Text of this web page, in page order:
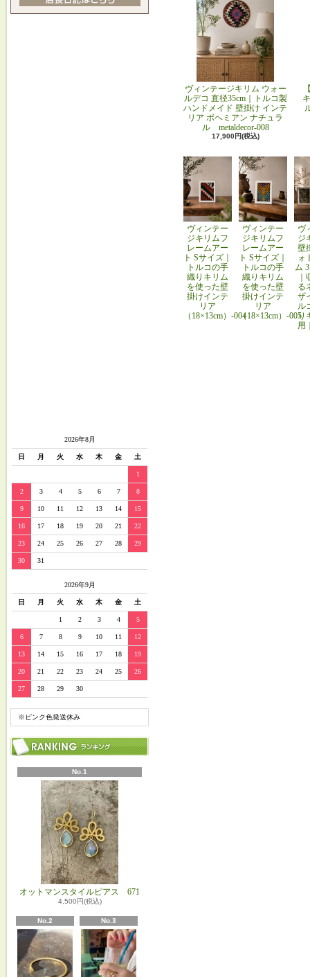
2026年8月
日 月 火 水 木 金 土
1
2 3 4 5 6 7 8
9 10 11 12 13 14 15
16 17 18 19 20 21 22
23 24 25 26 27 28 29
30 31
2026年9月
日 月 火 水 木 金 土
1 2 3 4 5
6 7 8 9 10 11 12
13 14 15 16 17 18 19
20 21 22 23 24 25 26
27 28 29 30
※ピンク色発送休み
No.1
オットマンスタイルピアス 671
4,500円(税込)
No.2 No.3
ヴィンテージキリム ウォー
ルデコ 直径35cm｜トルコ製
ハンドメイド 壁掛け インテ
リア ボヘミアン ナチュラ
ル metaldecor-008
17,900円(税込)
ヴィンテー
ジキリムフ
レームアー
ト Sサイズ｜
トルコの手
織りキリム
を使った壁
掛けインテ
リア
（18×13cm）-004
ヴィンテー
ジキリムフ
レームアー
ト Sサイズ｜
トルコの手
織りキリム
を使った壁
掛けインテ
リア
（18×13cm）-005
ヴ
ジ
壁
ォ
ム
る
ザ
ル
り
用